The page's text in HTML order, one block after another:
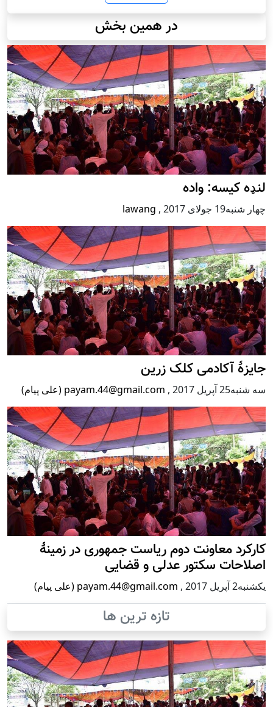
در همین بخش
لنډه کیسه: واده
چهار شنبه19 جولای 2017 ,
lawang
جایزۀ آکادمی کلک زرین
سه شنبه25 آپریل 2017 , payam.44@gmail.com (علی پیام)
کارکرد معاونت دوم ریاست جمهوری در زمینۀ
اصلاحات سکتور عدلی و قضایی
يكشنبه2 آپریل 2017 , payam.44@gmail.com (علی پیام)
تازه ترین ها